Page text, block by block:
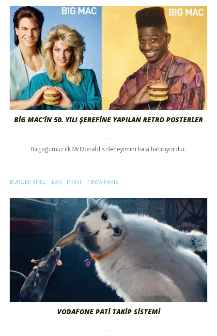
BIG MAC’IN 50. YILI ŞEREFINE YAPILAN RETRO POSTERLER
Birçoğumuz ilk McDonald's deneyimini hala hatırlıyordur.
BURGER KING ILAN PRINT TBWA PARIS
VODAFONE PATI TAKIP SISTEMI